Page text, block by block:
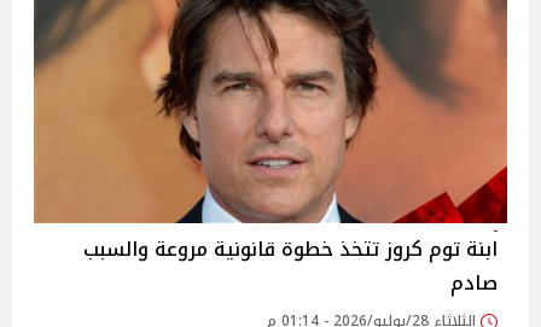
ابنة توم كروز تتخذ خطوة قانونية مروعة والسبب
صادم
الثلاثاء 28/يوليو/2026 - 01:14 م